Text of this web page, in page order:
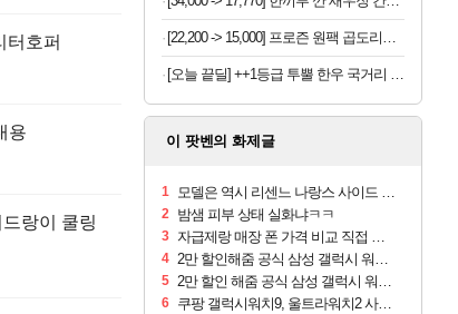
터호퍼
용
랑이 쿨링
[22,200 -> 15,000] 프로즌 원팩 곱도리탕 590g 2개
[오늘 끝딜] ++1등급 투뿔 한우 국거리 국내산 소고기 양지머리 설도 냉장 생고기 600g, 1kg, 2kg 대용량
이 팟벤의 화제글
1 모델은 역시 리센느 나랑스 사이드 1.25L 1박스
2 밤샘 피부 상태 실화냐ㅋㅋ
3 자급제랑 매장 폰 가격 비교 직접 안가도 되네요
4 2만 할인해줌 공식 삼성 갤럭시 워치9 크림, 40mm, 블루투스
5 2만 할인 해줌 공식 삼성 갤럭시 워치9 실버, 44mm, 블루투스
6 쿠팡 갤럭시워치9, 울트라워치2 사전구매 혜택 받아보세요